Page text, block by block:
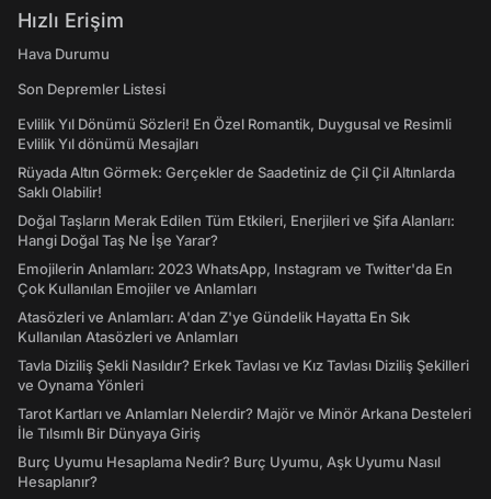
Hızlı Erişim
Hava Durumu
Son Depremler Listesi
Evlilik Yıl Dönümü Sözleri! En Özel Romantik, Duygusal ve Resimli
Evlilik Yıl dönümü Mesajları
Rüyada Altın Görmek: Gerçekler de Saadetiniz de Çil Çil Altınlarda
Saklı Olabilir!
Doğal Taşların Merak Edilen Tüm Etkileri, Enerjileri ve Şifa Alanları:
Hangi Doğal Taş Ne İşe Yarar?
Emojilerin Anlamları: 2023 WhatsApp, Instagram ve Twitter'da En
Çok Kullanılan Emojiler ve Anlamları
Atasözleri ve Anlamları: A'dan Z'ye Gündelik Hayatta En Sık
Kullanılan Atasözleri ve Anlamları
Tavla Diziliş Şekli Nasıldır? Erkek Tavlası ve Kız Tavlası Diziliş Şekilleri
ve Oynama Yönleri
Tarot Kartları ve Anlamları Nelerdir? Majör ve Minör Arkana Desteleri
İle Tılsımlı Bir Dünyaya Giriş
Burç Uyumu Hesaplama Nedir? Burç Uyumu, Aşk Uyumu Nasıl
Hesaplanır?